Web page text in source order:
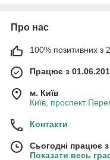
Про нас
100% позитивних з
Працює з
м. Київ
Київ, проспект
Контакти
Сьогодні працює
Показати весь